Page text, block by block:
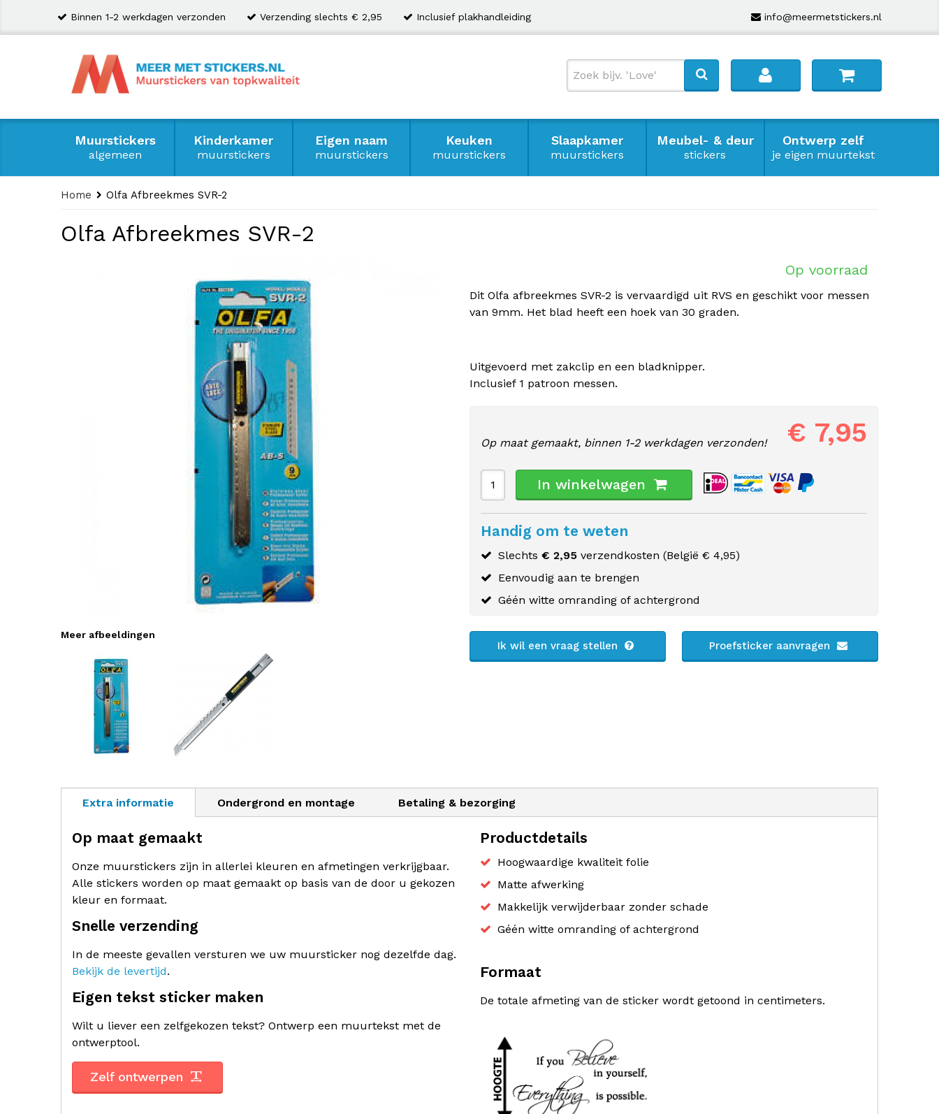
info@meermetstickers.nl
Binnen 1-2 werkdagen verzonden Verzending slechts € 2,95 Inclusief plakhandleiding
Muurstickers
algemeen
Kinderkamer
muurstickers
Eigen naam
muurstickers
Keuken
muurstickers
Slaapkamer
muurstickers
Meubel- & deur
stickers
Ontwerp zelf
je eigen muurtekst
Home Olfa Afbreekmes SVR-2
Olfa Afbreekmes SVR-2
Meer afbeeldingen
Op voorraad
Dit Olfa afbreekmes SVR-2 is vervaardigd uit RVS en geschikt voor messen
van 9mm. Het blad heeft een hoek van 30 graden.
Uitgevoerd met zakclip en een bladknipper.
Inclusief 1 patroon messen.
€ 7,95
Op maat gemaakt, binnen 1-2 werkdagen verzonden!
In winkelwagen
Handig om te weten
Slechts € 2,95 verzendkosten (België € 4,95)
Eenvoudig aan te brengen
Géén witte omranding of achtergrond
Ik wil een vraag stellen Proefsticker aanvragen
Extra informatie Ondergrond en montage Betaling & bezorging
Op maat gemaakt
Onze muurstickers zijn in allerlei kleuren en afmetingen verkrijgbaar.
Alle stickers worden op maat gemaakt op basis van de door u gekozen
kleur en formaat.
Snelle verzending
In de meeste gevallen versturen we uw muursticker nog dezelfde dag.
Bekijk de levertijd.
Eigen tekst sticker maken
Wilt u liever een zelfgekozen tekst? Ontwerp een muurtekst met de
ontwerptool.
Zelf ontwerpen
Productdetails
Hoogwaardige kwaliteit folie
Matte afwerking
Makkelijk verwijderbaar zonder schade
Géén witte omranding of achtergrond
Formaat
De totale afmeting van de sticker wordt getoond in centimeters.